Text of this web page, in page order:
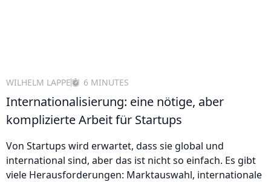
WILHELM LAPPE 6 MINUTES
Internationalisierung: eine nötige, aber
komplizierte Arbeit für Startups
Von Startups wird erwartet, dass sie global und
international sind, aber das ist nicht so einfach. Es gibt
viele Herausforderungen: Marktauswahl, internationale